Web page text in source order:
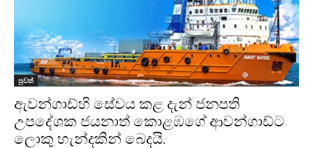
පුවත්
ඇවන්ගාඩ්හි සේවය කළ දැන් ජනපති
උපදේශක ජයනාත් කොළඹගේ ආවන්ගාඩ්ට
ලොකු හැන්දකින් බෙදයි.